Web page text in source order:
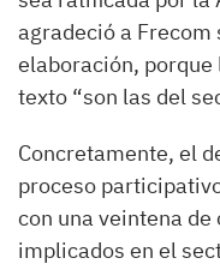
agradeció a
elaboración, porque
texto “son las del
Concretamente, el
proceso
con una veintena
implicados en el